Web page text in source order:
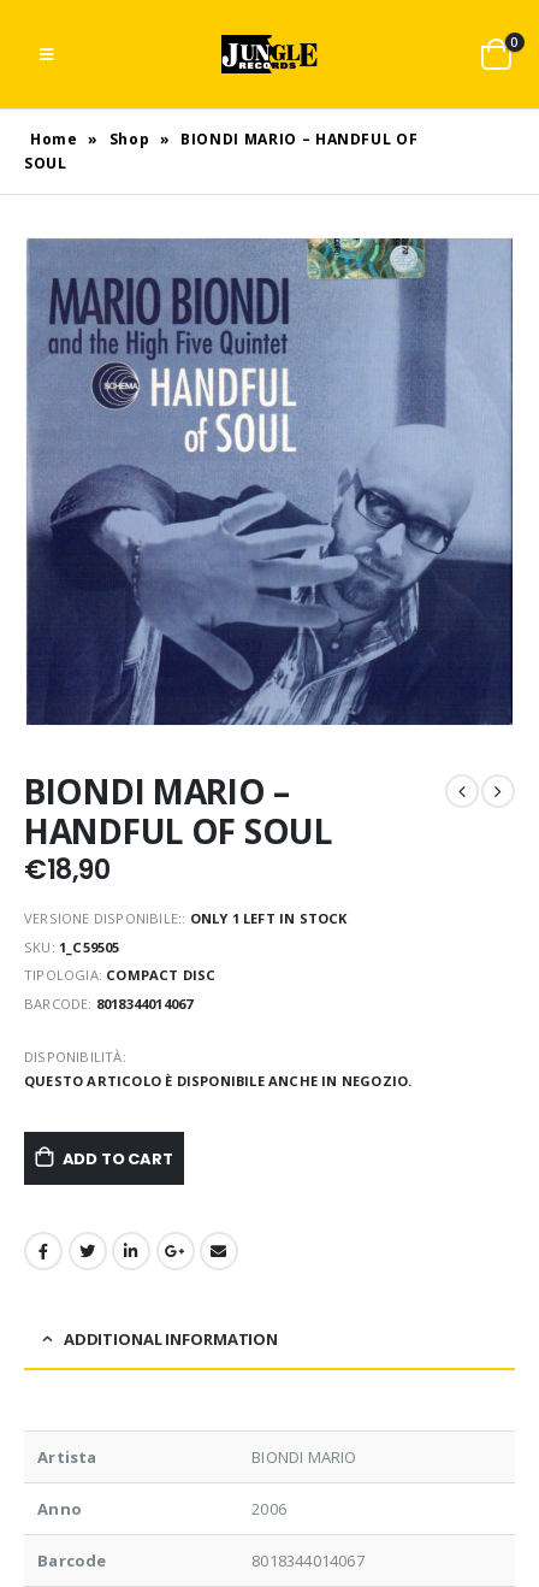
0
Home » Shop »
BIONDI MARIO – HANDFUL OF
SOUL
BIONDI MARIO –
HANDFUL OF SOUL
€18,90
VERSIONE DISPONIBILE:: ONLY 1 LEFT IN STOCK
SKU: 1_C59505
TIPOLOGIA: COMPACT DISC
BARCODE: 8018344014067
DISPONIBILITÀ:
QUESTO ARTICOLO È DISPONIBILE ANCHE IN NEGOZIO.
ADD TO CART
ADDITIONAL INFORMATION
Artista BIONDI MARIO
Anno 2006
Barcode 8018344014067